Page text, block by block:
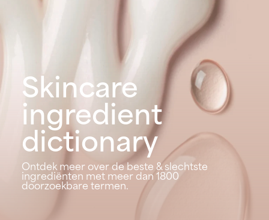
Skincare
ingredient
dictionary
Ontdek meer over de beste & slechtste
ingrediënten met meer dan 1800
doorzoekbare termen.